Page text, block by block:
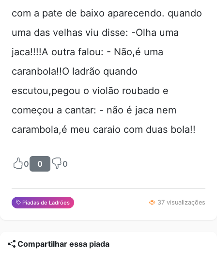
com a pate de baixo aparecendo. quando
uma das velhas viu disse: -Olha uma
jaca!!!!A outra falou: - Não,é uma
caranbola!!O ladrão quando
escutou,pegou o violão roubado e
começou a cantar: - não é jaca nem
carambola,é meu caraio com duas bola!!
0 0 0
Piadas de Ladrões 37 visualizações
Compartilhar essa piada